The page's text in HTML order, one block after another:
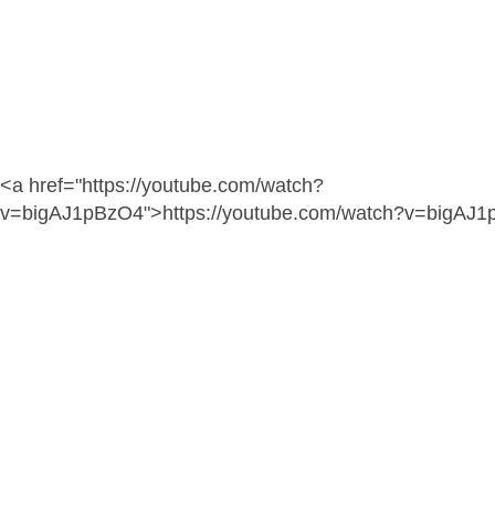
<a href="https://youtube.com/watch?
v=bigAJ1pBzO4">https://youtube.com/